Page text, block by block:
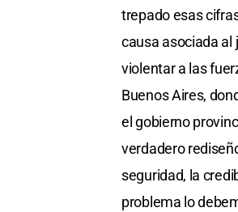
trepado esas
causa asociada al
violentar a las
Buenos Aires,
el gobierno
verdadero
seguridad, la
problema lo